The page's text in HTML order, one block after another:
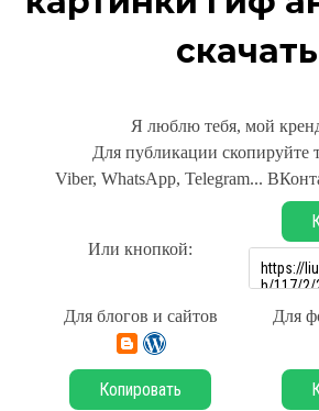
скачать
Я люблю тебя, мой
Для публикации скопируйте
Viber, WhatsApp, Telegram...
Или кнопкой:
Для блогов и сайтов Для
Копировать